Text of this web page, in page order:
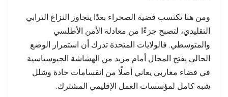
ومن هنا تكتسب قضية الصحراء بعدًا يتجاوز النزاع الترابي
التقليدي، لتصبح جزءًا من معادلة الأمن الأطلسي
والمتوسطي. فالولايات المتحدة تدرك أن استمرار الوضع
الحالي يفتح المجال أمام مزيد من الهشاشة الجيوسياسية
في فضاء مغاربي يعاني أصلًا من انقسامات حادة وشلل
شبه كامل لمؤسسات العمل الإقليمي المشترك.